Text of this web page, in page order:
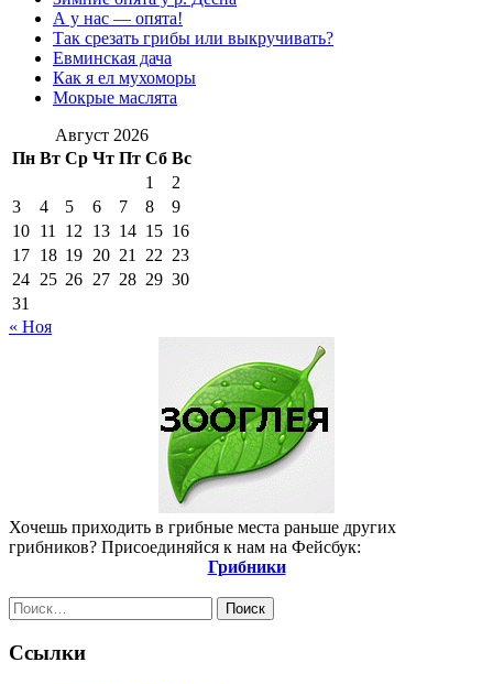
А у нас — опята!
Так срезать грибы или выкручивать?
Евминская дача
Как я ел мухоморы
Мокрые маслята
Август 2026
Пн Вт Ср Чт Пт Сб Вс
1
2
3
4 5 6 7 8
9
10 11 12 13 14 15 16
17 18 19 20 21 22 23
24 25 26 27 28 29 30
31
« Ноя
Хочешь приходить в грибные места раньше других
грибников? Присоединяйся к нам на Фейсбук:
Грибники
Найти:
Ссылки